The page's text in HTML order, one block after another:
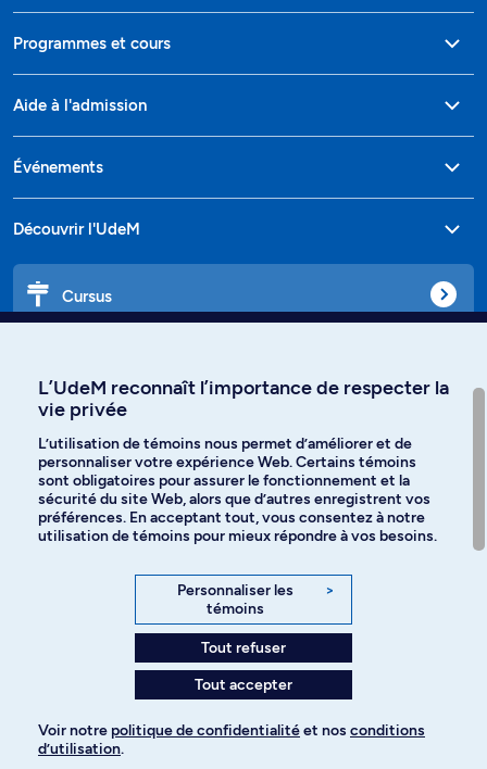
Programmes et cours
Aide à l'admission
Événements
Découvrir l'UdeM
Cursus
Langues
Facebook Instagram
YouTube
Politique de confidentialité
L’UdeM reconnaît l’importance de respecter la
vie privée
L’utilisation de témoins nous permet d’améliorer et de
personnaliser votre expérience Web. Certains témoins
sont obligatoires pour assurer le fonctionnement et la
sécurité du site Web, alors que d’autres enregistrent vos
préférences. En acceptant tout, vous consentez à notre
utilisation de témoins pour mieux répondre à vos besoins.
Personnaliser les
témoins
>
Tout refuser
Tout accepter
Voir notre politique de confidentialitéet nos conditions
d’utilisation.